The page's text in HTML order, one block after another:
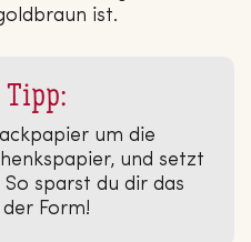
ist.
um die
und setzt
sparst du dir das
Form!